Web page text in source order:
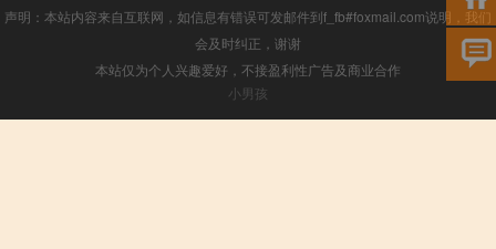
声明：本站内容来自互联网，如信息有错误可发邮件到f_fb#foxmail.com说明，我们
会及时纠正，谢谢
本站仅为个人兴趣爱好，不接盈利性广告及商业合作
小男孩